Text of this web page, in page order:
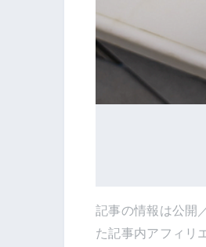
記事の情報は公開
た記事内アフィリ